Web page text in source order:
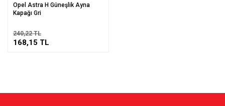
Opel Astra H Güneşlik Ayna
Kapağı Gri
240,22 TL
168,15 TL